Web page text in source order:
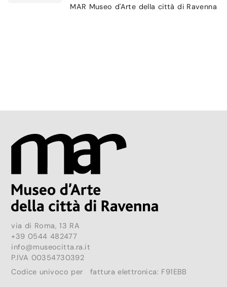
MAR Museo d'Arte della città di Ravenna
via di Roma, 13 RA
+39 0544 482477
info@museocitta.ra.it
P.IVA 00354730392
Codice univoco per fattura elettronica: F91EBB